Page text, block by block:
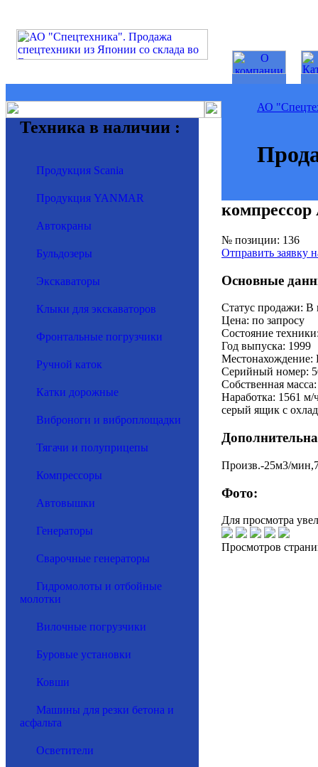
Техника в наличии :
Продукция Scania
Продукция YANMAR
Автокраны
Бульдозеры
Экскаваторы
Клыки для экскаваторов
Фронтальные погрузчики
Ручной каток
Катки дорожные
Виброноги и виброплощадки
Тягачи и полуприцепы
Компрессоры
Автовышки
Генераторы
Сварочные генераторы
Гидромолоты и отбойные
молотки
Вилочные погрузчики
Буровые установки
Ковши
Машины для резки бетона и
асфальта
Осветители
АО
№ позиции: 136
Отправить заявку
Основные
Статус продажи: В
Цена: по запросу
Состояние
Год выпуска: 1999
Местонахождение:
Серийный номер:
Собственная
Наработка: 1561 м/
серый ящик с
Произв.-25м3/
Фото:
Для просмотра
Просмотров